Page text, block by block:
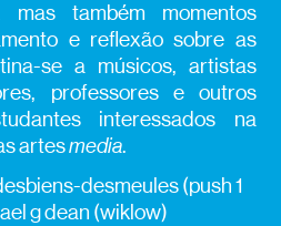
mas também momentos
e reflexão sobre as
se a músicos, artistas
professores e outros
interessados na
artesmedia.
desmeules (push 1
g dean (wiklow)